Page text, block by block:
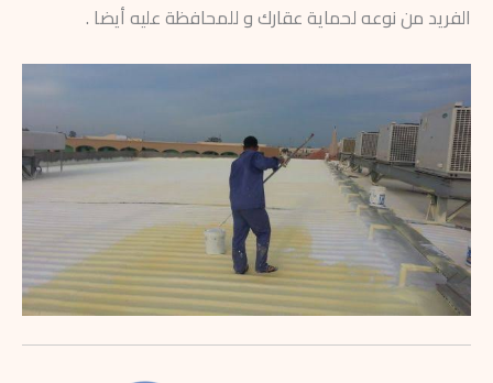
الفريد من نوعه لحماية عقارك و للمحافظة عليه أيضا .